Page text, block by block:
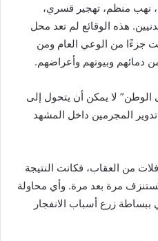
نهب منظم، تهجير قسري،
هذه الوقائع لم تعد محل
جزءًا من الوعي العام ومن
دمائهم وبيوتهم وأعراضهم.
لا يمكن أن يتحول إلى
المجرمين داخل المشهد
من العقاب، فكانت النتيجة
مرة بعد مرة. وأي محاولة
ببساطة زرع أسباب الانفجار